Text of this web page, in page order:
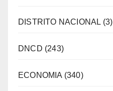
DISTRITO NACIONAL (3)
DNCD (243)
ECONOMIA (340)